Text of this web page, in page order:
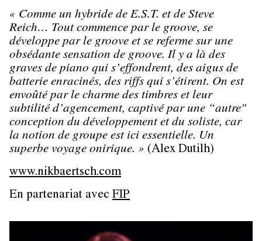
« Comme un hybride de E.S.T. et de Steve
Reich… Tout commence par le groove, se
développe par le groove et se referme sur une
obsédante sensation de groove. Il y a là des
graves de piano qui s’effondrent, des aigus de
batterie enracinés, des riffs qui s’étirent. On est
envoûté par le charme des timbres et leur
subtilité d’agencement, captivé par une “autre"
conception du développement et du soliste, car
la notion de groupe est ici essentielle. Un
superbe voyage onirique. » (Alex Dutilh)
www.nikbaertsch.com
En partenariat avec FIP